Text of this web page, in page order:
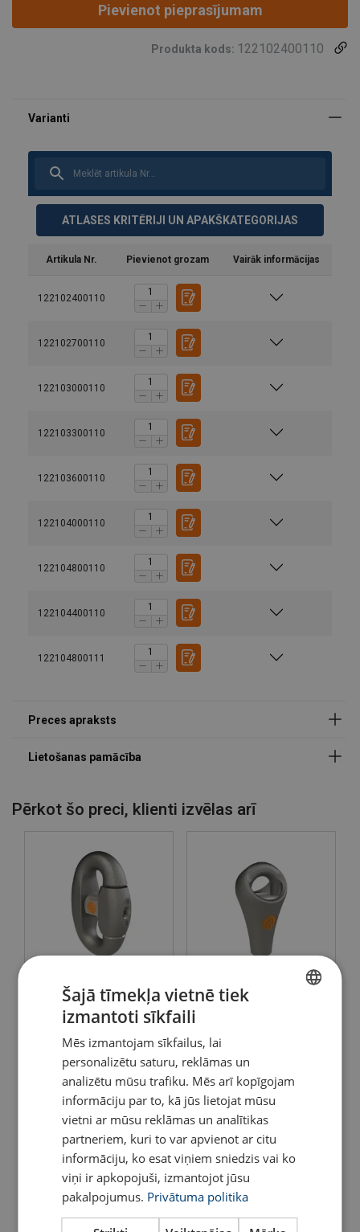
Pievienot pieprasījumam
Produkta kods: 122102400110
ATLASES KRITĒRIJI UN APAKŠKATEGORIJAS
Artikula Nr. Pievienot grozam Vairāk informācijas
122102400110
122102700110
122103000110
122103300110
122103600110
122104000110
122104800110
122104400110
122104800111
Marķējums:
Drošības koeficients:
Nemag - Quick guide - Rope pear socket.pdf
Pērkot šo preci, klienti izvēlas arī
NEMAG savienojums
Skatīt
Trošu uzgalis SBS
Nerūsējošā tērauda uzgalis
ar cilpu
ENGLISH TRANSLATION
Šajā tīmekļa vietnē tiek
izmantoti sīkfaili
Mēs izmantojam sīkfailus, lai
personalizētu saturu, reklāmas un
analizētu mūsu trafiku. Mēs arī kopīgojam
informāciju par to, kā jūs lietojat mūsu
vietni ar mūsu reklāmas un analītikas
partneriem, kuri to var apvienot ar citu
informāciju, ko esat viņiem sniedzis vai ko
viņi ir apkopojuši, izmantojot jūsu
pakalpojumus. Privātuma politika